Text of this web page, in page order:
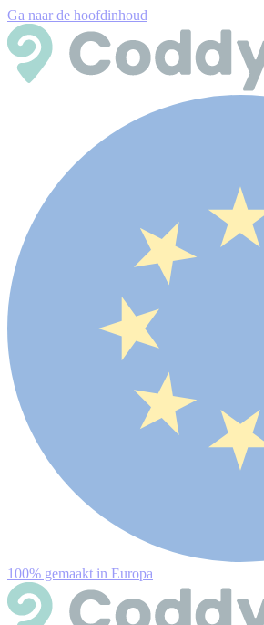
Ga naar de hoofdinhoud
100% gemaakt in Europa